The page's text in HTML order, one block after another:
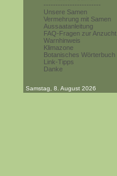
------------------------
Unsere Samen
Vermehrung mit Samen
Aussaatanleitung
FAQ-Fragen zur Anzucht
Warnhinweis
Klimazone
Botanisches Wörterbuch
Link-Tipps
Danke
Samstag, 8. August 2026